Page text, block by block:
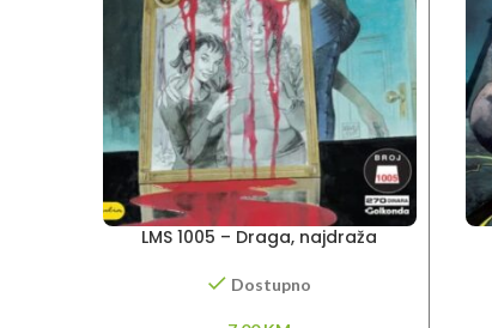
LMS 1005 – Draga, najdraža
Dostupno